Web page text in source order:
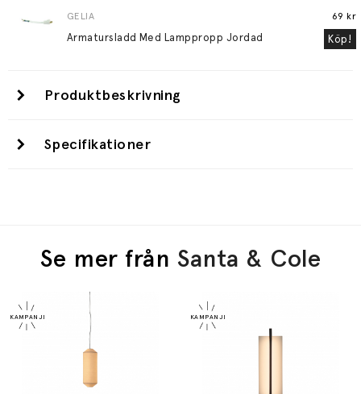
GELIA
Armatursladd Med Lamppropp Jordad
69 kr
Köp!
Produktbeskrivning
Specifikationer
Se mer från Santa & Cole